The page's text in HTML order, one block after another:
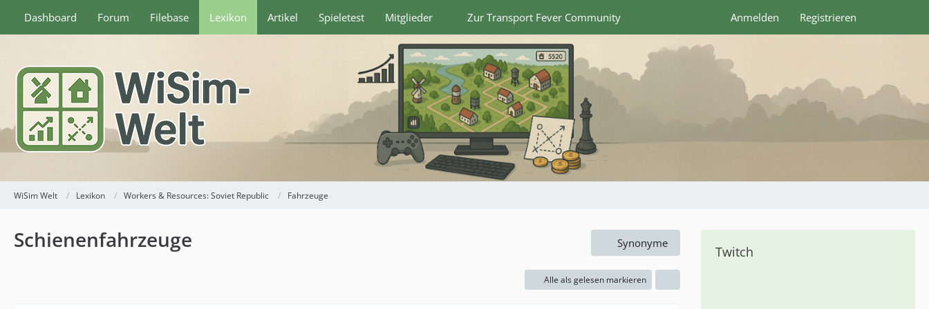
Dashboard Forum Filebase Lexikon Artikel Spieletest Mitglieder Zur Transport Fever Community Anmelden Registrieren
WiSim Welt Lexikon Workers & Resources: Soviet Republic Fahrzeuge
Schienenfahrzeuge Synonyme
Alle als gelesen markieren
Twitch